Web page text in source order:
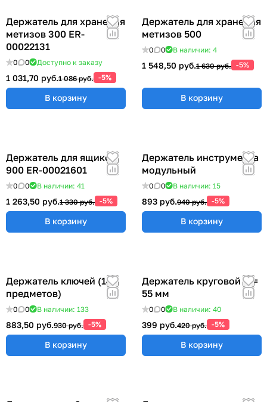
Держатель для хранения
метизов 300 ER-
00022131
0 0 Доступно к заказу
1 031,70 руб.1 086 руб. -5%
В корзину
Держатель для хранения
метизов 500
0 0 В наличии: 4
1 548,50 руб.1 630 руб. -5%
В корзину
Держатель для ящиков
900 ER-00021601
0 0 В наличии: 41
1 263,50 руб.1 330 руб. -5%
В корзину
Держатель инструмента
модульный
0 0 В наличии: 15
893 руб.940 руб. -5%
В корзину
Держатель ключей (14
предметов)
0 0 В наличии: 133
883,50 руб.930 руб. -5%
В корзину
Держатель круговой Ø =
55 мм
0 0 В наличии: 40
399 руб.420 руб. -5%
В корзину